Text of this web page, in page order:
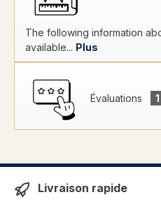
The following information
available... Plus
Évaluations 1
Livraison rapide